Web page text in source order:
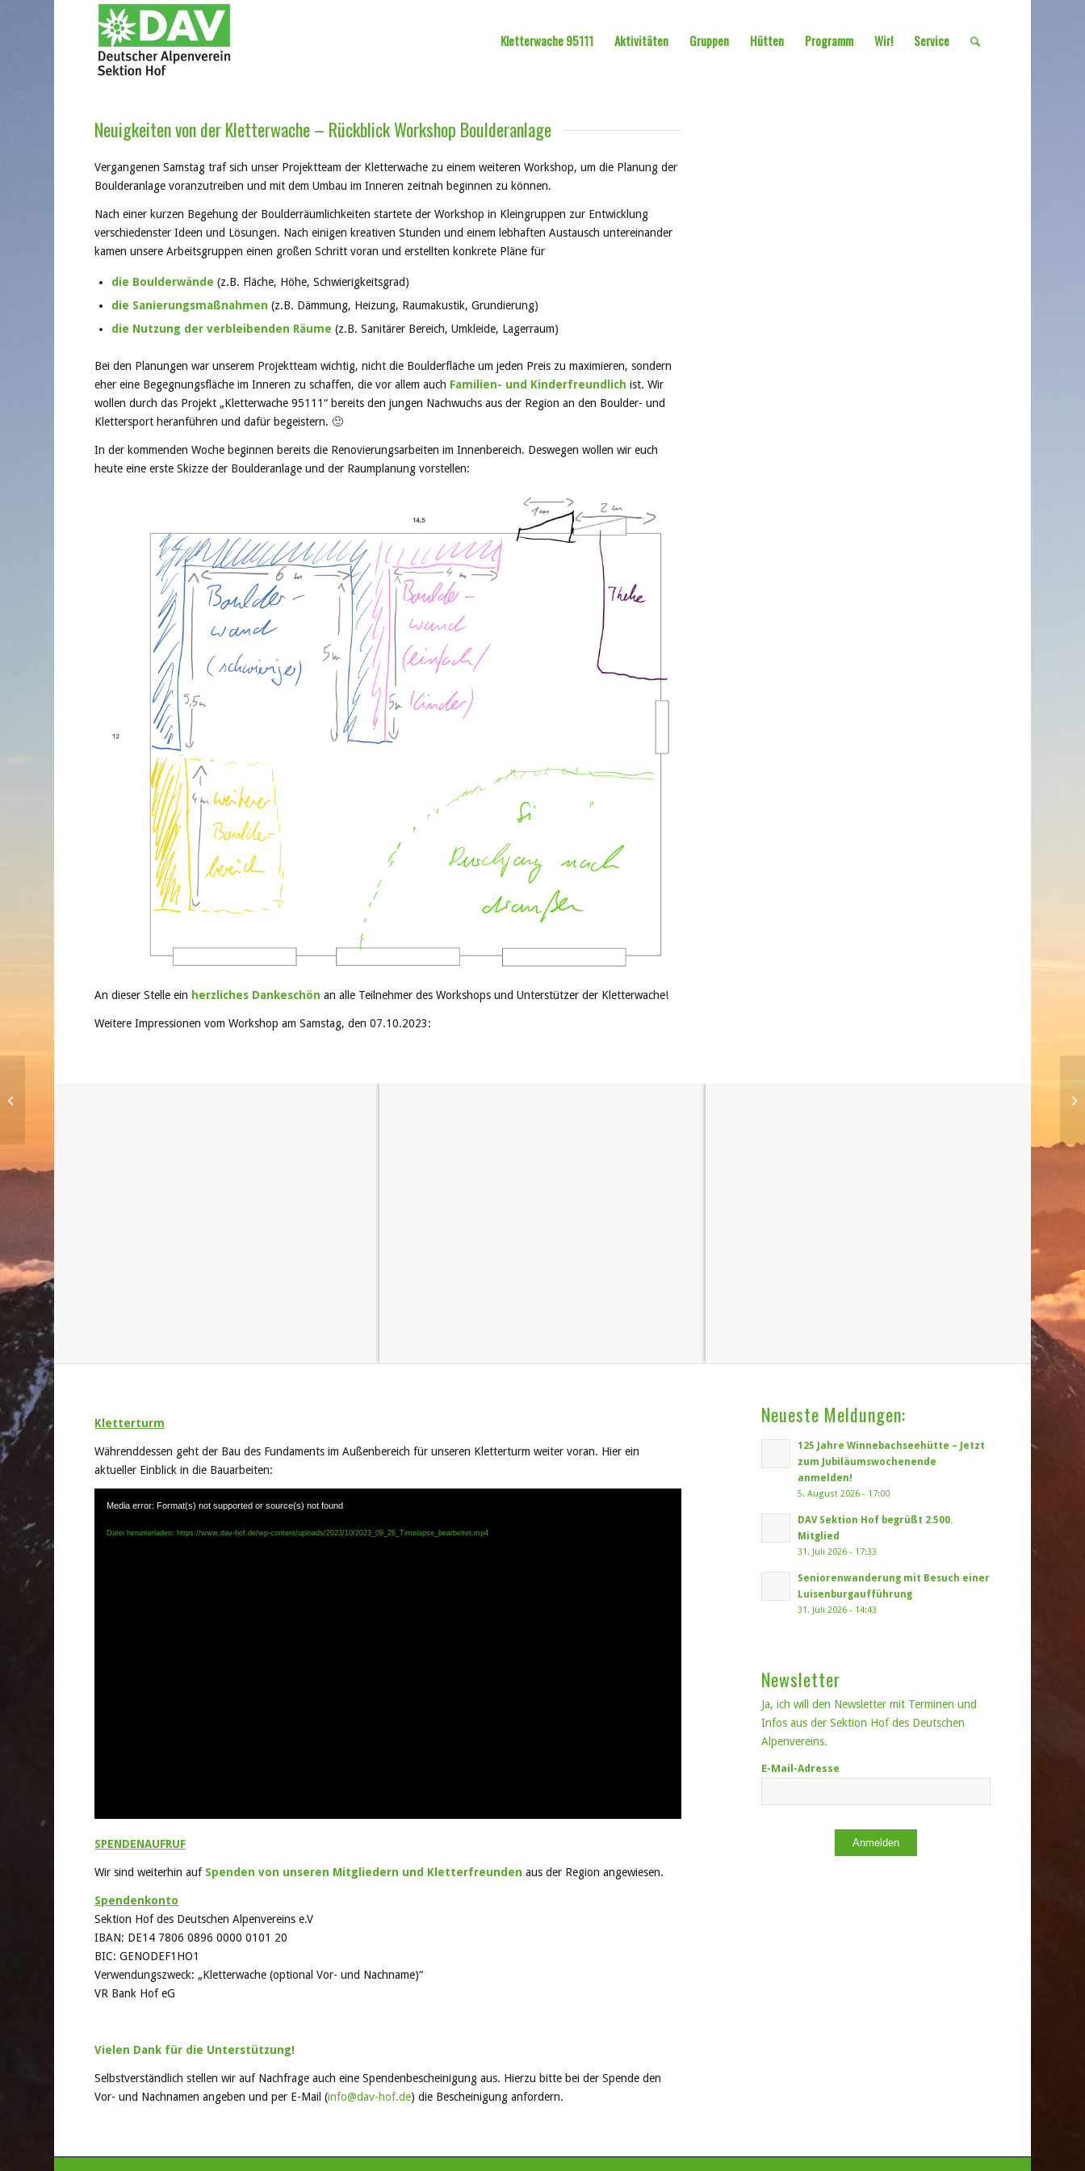
Kletterwache 95111 Aktivitäten Gruppen Hütten Programm Wir! Service
Neuigkeiten von der Kletterwache – Rückblick Workshop Boulderanlage
Vergangenen Samstag traf sich unser Projektteam der Kletterwache zu einem weiteren Workshop, um die Planung der
Boulderanlage voranzutreiben und mit dem Umbau im Inneren zeitnah beginnen zu können.
Nach einer kurzen Begehung der Boulderräumlichkeiten startete der Workshop in Kleingruppen zur Entwicklung
verschiedenster Ideen und Lösungen. Nach einigen kreativen Stunden und einem lebhaften Austausch untereinander
kamen unsere Arbeitsgruppen einen großen Schritt voran und erstellten konkrete Pläne für
die Boulderwände (z.B. Fläche, Höhe, Schwierigkeitsgrad)
die Sanierungsmaßnahmen (z.B. Dämmung, Heizung, Raumakustik, Grundierung)
die Nutzung der verbleibenden Räume (z.B. Sanitärer Bereich, Umkleide, Lagerraum)
Bei den Planungen war unserem Projektteam wichtig, nicht die Boulderfläche um jeden Preis zu maximieren, sondern
eher eine Begegnungsfläche im Inneren zu schaffen, die vor allem auch Familien- und Kinderfreundlich ist. Wir
wollen durch das Projekt „Kletterwache 95111“ bereits den jungen Nachwuchs aus der Region an den Boulder- und
Klettersport heranführen und dafür begeistern. 🙂
In der kommenden Woche beginnen bereits die Renovierungsarbeiten im Innenbereich. Deswegen wollen wir euch
heute eine erste Skizze der Boulderanlage und der Raumplanung vorstellen:
An dieser Stelle ein herzliches Dankeschön an alle Teilnehmer des Workshops und Unterstützer der Kletterwache!
Weitere Impressionen vom Workshop am Samstag, den 07.10.2023:
Kletterturm
Währenddessen geht der Bau des Fundaments im Außenbereich für unseren Kletterturm weiter voran. Hier ein
aktueller Einblick in die Bauarbeiten:
Media error: Format(s) not supported or source(s) not found
Datei herunterladen: https://www.dav-hof.de/wp-content/uploads/2023/10/2023_09_26_Timelapse_bearbeitet.mp4
SPENDENAUFRUF
Wir sind weiterhin auf Spenden von unseren Mitgliedern und Kletterfreunden aus der Region angewiesen.
Spendenkonto
Sektion Hof des Deutschen Alpenvereins e.V
IBAN: DE14 7806 0896 0000 0101 20
BIC: GENODEF1HO1
Verwendungszweck: „Kletterwache (optional Vor- und Nachname)“
VR Bank Hof eG
Vielen Dank für die Unterstützung!
Selbstverständlich stellen wir auf Nachfrage auch eine Spendenbescheinigung aus. Hierzu bitte bei der Spende den
Vor- und Nachnamen angeben und per E-Mail (info@dav-hof.de) die Bescheinigung anfordern.
Neueste Meldungen:
125 Jahre Winnebachseehütte – Jetzt
zum Jubiläumswochenende
anmelden!
5. August 2026 - 17:00
DAV Sektion Hof begrüßt 2.500.
Mitglied
31. Juli 2026 - 17:33
Seniorenwanderung mit Besuch einer
Luisenburgaufführung
31. Juli 2026 - 14:43
Newsletter
Ja, ich will den Newsletter mit Terminen und
Infos aus der Sektion Hof des Deutschen
Alpenvereins.
E-Mail-Adresse
Anmelden